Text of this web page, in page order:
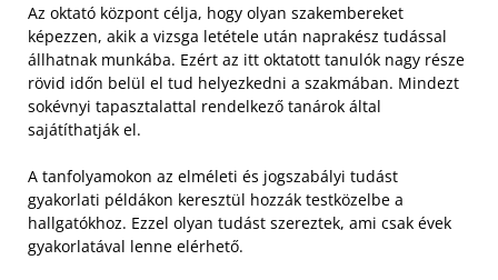
Az oktató központ célja, hogy olyan szakembereket
képezzen, akik a vizsga letétele után naprakész tudással
állhatnak munkába. Ezért az itt oktatott tanulók nagy része
rövid időn belül el tud helyezkedni a szakmában. Mindezt
sokévnyi tapasztalattal rendelkező tanárok által
sajátíthatják el.
A tanfolyamokon az elméleti és jogszabályi tudást
gyakorlati példákon keresztül hozzák testközelbe a
hallgatókhoz. Ezzel olyan tudást szereztek, ami csak évek
gyakorlatával lenne elérhető.